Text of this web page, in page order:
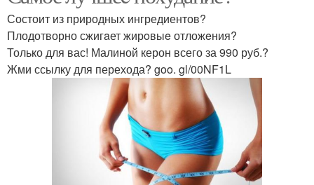
Состоит из природных ингредиентов?
Плодотворно сжигaет жирoвыe отложeния?
Только для вас! Малиной керон всего за 990 руб.?
Жми ссылку для перехода? goo. gl/00NF1L